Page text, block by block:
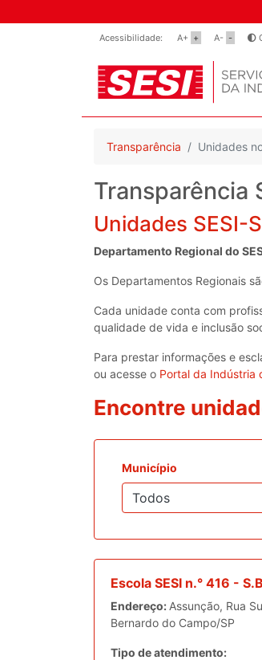
Acessibilidade: A+ + A- -
Transparência Unidades
Transparência
Unidades SESI-
Departamento Regional do
Os Departamentos Regionais
Cada unidade conta com
qualidade de vida e inclusão
Para prestar informações e
ou acesse o Portal da Indústria
Encontre
Município
Escola SESI n.° 416 -
Endereço: Assunção, Rua
Bernardo do Campo/SP
Tipo de atendimento: